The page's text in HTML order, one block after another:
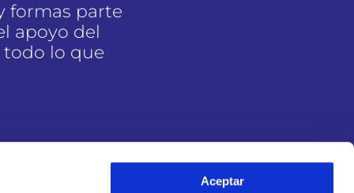
Aceptar
formas parte
apoyo del
todo lo que